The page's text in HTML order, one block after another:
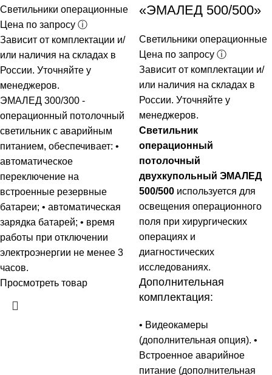
Светильники операционные
Цена по запросу ⓘ
Зависит от комплектации и/
или наличия на складах в
России. Уточняйте у
менеджеров.
ЭМАЛЕД 300/300 -
операционный потолочный
светильник с аварийным
питанием, обеспечивает: •
автоматическое
переключение на
встроенные резервные
батареи; • автоматическая
зарядка батарей; • время
работы при отключении
электроэнергии не менее 3
часов.
Просмотреть товар
«ЭМАЛЕД 500/500»
Светильники операционные
Цена по запросу ⓘ
Зависит от комплектации и/
или наличия на складах в
России. Уточняйте у
менеджеров.
Светильник
операционный
потолочный
двухкупольный ЭМАЛЕД
500/500 используется для
освещения операционного
поля при хирургических
операциях и
диагностических
исследованиях.
Дополнительная
комплектация:
• Видеокамеры
(дополнительная опция). •
Встроенное аварийное
питание (дополнительная